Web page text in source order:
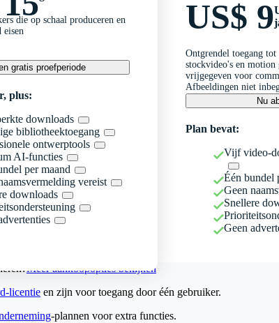
die op schaal produceren en
gratis proefperiode
plus:
downloads
bibliotheektoegang
ontwerptools
AI-functies
per maand
vereist
downloads
US$ 9
Ontgrendel toegang
stockvideo's en
vrijgegeven voor
Afbeeldingen niet
Nu
Plan bevat:
Vijf video-
Één bundel
Geen
Snellere
Geen
Meer aankoopopties bekijken
licentie en zijn voor toegang door één gebruiker.
-plannen voor extra functies.